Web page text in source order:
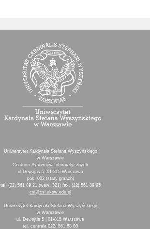
Uniwersytet Kardynała Stefana Wyszyńskiego
w Warszawie
Centrum Systemów Informatycznych
ul Dewajtis 5, 01-815 Warszawa
pok. 002 (stary gmach)
tel. (22) 561 89 21 (wew. 321) fax. (22) 561 89 95
csi@csi.uksw.edu.pl
Uniwersytet Kardynała Stefana Wyszyńskiego
w Warszawie
ul. Dewajtis 5 | 01-815 Warszawa
tel. centrala 022/ 561 88 00